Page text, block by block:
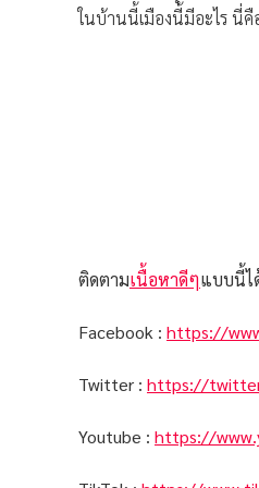
ในบ้านนี้เมืองนี้มีอะไร นี่
ติดตามเนื้อหาดีๆแบบนี้ไ
Facebook : https://
Twitter : https://
Youtube : https://